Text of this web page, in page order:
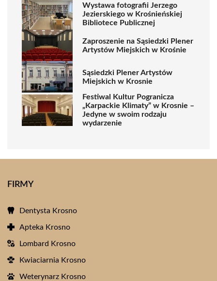
Wystawa fotografii Jerzego
Jezierskiego w Krośnieńskiej
Bibliotece Publicznej
Zaproszenie na Sąsiedzki Plener
Artystów Miejskich w Krośnie
Sąsiedzki Plener Artystów
Miejskich w Krosnie
Festiwal Kultur Pogranicza
„Karpackie Klimaty” w Krosnie –
Jedyne w swoim rodzaju
wydarzenie
FIRMY
Dentysta Krosno
Apteka Krosno
Lombard Krosno
Kwiaciarnia Krosno
Weterynarz Krosno